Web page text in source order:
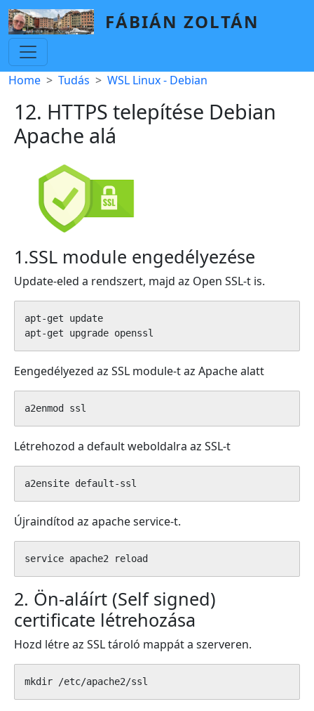
Skip to main content
FÁBIÁN ZOLTÁN
Breadcrumb
Home Tudás WSL Linux - Debian
12. HTTPS telepítése Debian
Apache alá
1.SSL module engedélyezése
Update-eled a rendszert, majd az Open SSL-t is.
apt-get update
apt-get upgrade openssl
Eengedélyezed az SSL module-t az Apache alatt
a2enmod ssl
Létrehozod a default weboldalra az SSL-t
a2ensite default-ssl
Újraindítod az apache service-t.
service apache2 reload
2. Ön-aláírt (Self signed)
certificate létrehozása
Hozd létre az SSL tároló mappát a szerveren.
mkdir /etc/apache2/ssl